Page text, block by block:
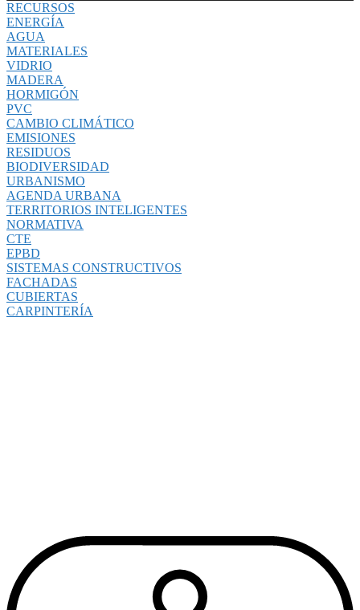
RECURSOS
ENERGÍA
AGUA
MATERIALES
VIDRIO
MADERA
HORMIGÓN
PVC
CAMBIO CLIMÁTICO
EMISIONES
RESIDUOS
BIODIVERSIDAD
URBANISMO
AGENDA URBANA
TERRITORIOS INTELIGENTES
NORMATIVA
CTE
EPBD
SISTEMAS CONSTRUCTIVOS
FACHADAS
CUBIERTAS
CARPINTERÍA